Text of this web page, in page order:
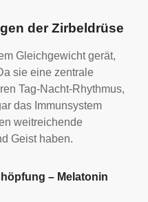
der Zirbeldrüse
Gleichgewicht gerät,
sie eine zentrale
Tag-Nacht-Rhythmus,
das Immunsystem
weitreichende
Geist haben.
– Melatonin